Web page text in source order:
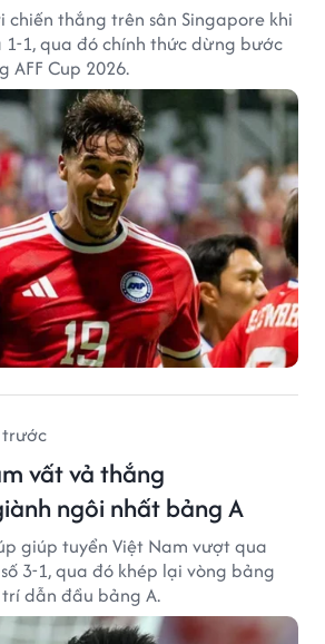
chiến thắng trên sân Singapore khi
1-1, qua đó chính thức dừng bước
Cup 2026.
vất vả thắng
ngôi nhất bảng A
giúp tuyển Việt Nam vượt qua
3-1, qua đó khép lại vòng bảng
trí dẫn đầu bảng A.